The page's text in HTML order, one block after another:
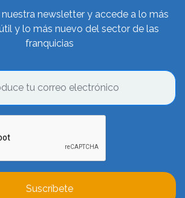
newsletter y accede a lo más
y lo más nuevo del sector de las
franquicias
Suscríbete